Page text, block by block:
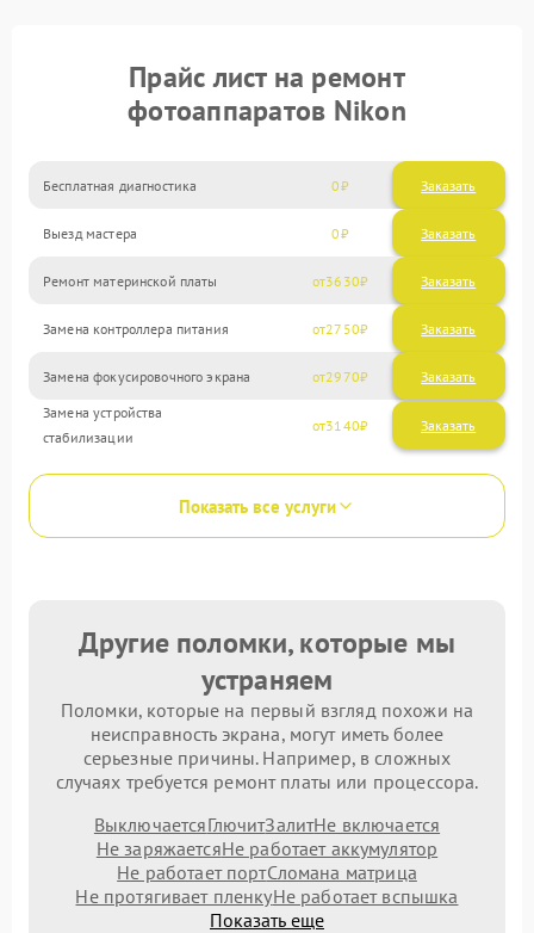
Прайс лист на ремонт
фотоаппаратов Nikon
Бесплатная диагностика 0 Заказать
Выезд мастера 0 Заказать
Ремонт материнской платы 3630
Замена контроллера питания 2750
Замена фокусировочного экрана 2970
Замена устройства
стабилизации
3140
Показать все услуги
Другие поломки, которые мы
устраняем
Поломки, которые на первый взгляд похожи на
неисправность экрана, могут иметь более
серьезные причины. Например, в сложных
случаях требуется ремонт платы или процессора.
ВыключаетсяГлючитЗалитНе включается
Не заряжаетсяНе работает аккумулятор
Не работает портСломана матрица
Не протягивает пленкуНе работает вспышка
Показать еще